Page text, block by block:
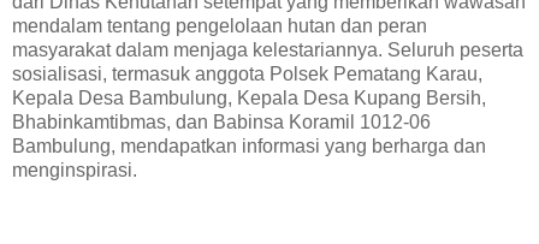
mendalam tentang pengelolaan hutan dan peran
masyarakat dalam menjaga kelestariannya. Seluruh peserta
sosialisasi, termasuk anggota Polsek Pematang Karau,
Kepala Desa Bambulung, Kepala Desa Kupang Bersih,
Bhabinkamtibmas, dan Babinsa Koramil 1012-06
Bambulung, mendapatkan informasi yang berharga dan
menginspirasi.